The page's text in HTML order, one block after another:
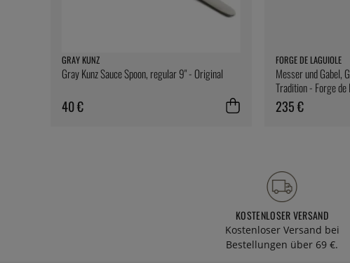
GRAY KUNZ
Gray Kunz Sauce Spoon, regular 9" - Original
40 €
FORGE DE LAGUIOLE
Messer und Gabel,
Tradition - Forge de
235 €
KOSTENLOSER VERSAND
Kostenloser Versand bei
Bestellungen über 69 €.